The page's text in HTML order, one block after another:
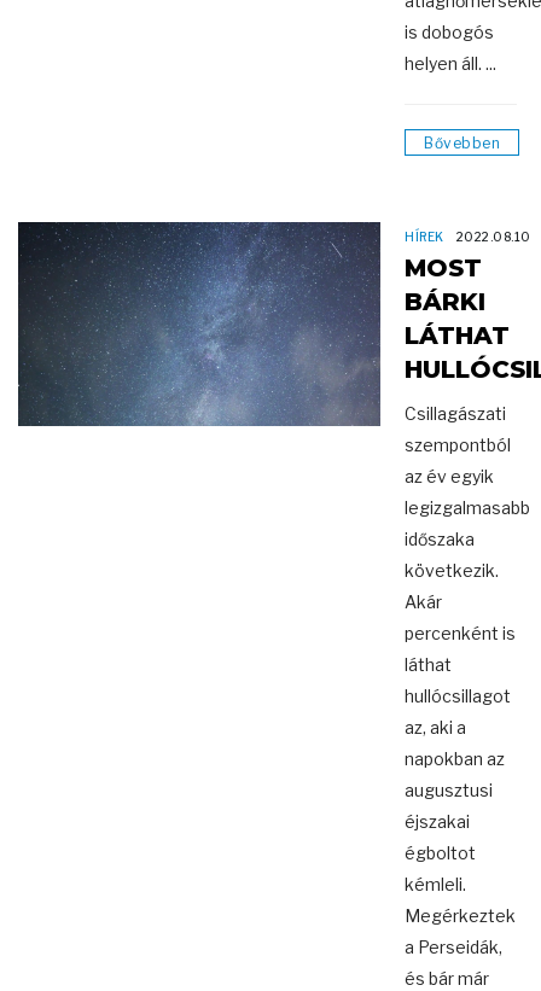
is dobogós
helyen áll. ...
Bővebben
HÍREK 2022.08.10
MOST
BÁRKI
LÁTHAT
Csillagászati
szempontból
az év egyik
legizgalmasabb
időszaka
következik.
Akár
percenként is
láthat
hullócsillagot
az, aki a
napokban az
augusztusi
éjszakai
égboltot
kémleli.
Megérkeztek
a Perseidák,
és bár már